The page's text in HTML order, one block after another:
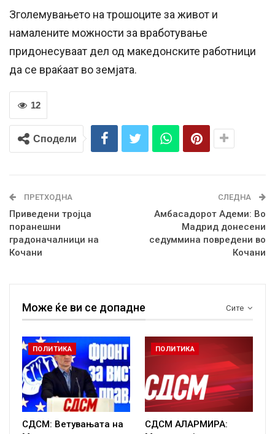
Зголемувањето на трошоците за живот и
намалените можности за вработување
придонесуваат дел од македонските работници
да се враќаат во земјата.
12
Сподели
ПРЕТХОДНА
Приведени тројца
поранешни
градоначалници на
Кочани
СЛЕДНА
Амбасадорот Адеми: Во
Мадрид донесени
седуммина повредени во
Кочани
Сите
Може ќе ви се допадне
ПОЛИТИКА
СДСМ: Ветувањата на
ПОЛИТИКА
СДСМ АЛАРМИРА: